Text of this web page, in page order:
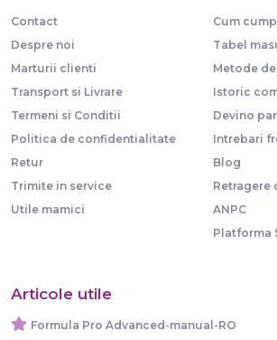
Contact
Despre noi
Marturii clienti
Transport si Livrare
Termeni si Conditii
Politica de confidentialitate
Retur
Trimite in service
Utile mamici
Cum
Tabel
Metode
Istoric
Devino
Intrebari
Blog
Retragere
ANPC
Platforma
Articole utile
Formula Pro Advanced-manual-RO